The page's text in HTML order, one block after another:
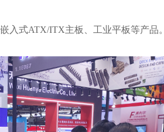
入式ATX/ITX主板、工业平板等产品。